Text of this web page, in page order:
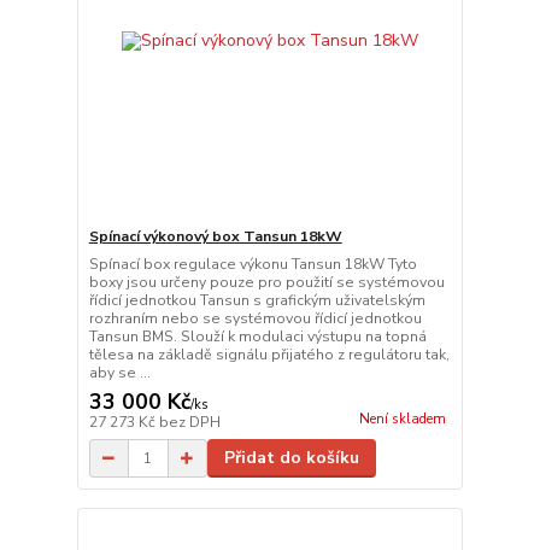
Spínací výkonový box Tansun 18kW
Spínací box regulace výkonu Tansun 18kW Tyto
boxy jsou určeny pouze pro použití se systémovou
řídicí jednotkou Tansun s grafickým uživatelským
rozhraním nebo se systémovou řídicí jednotkou
Tansun BMS. Slouží k modulaci výstupu na topná
tělesa na základě signálu přijatého z regulátoru tak,
aby se ...
33 000 Kč/ks
27 273 Kč bez DPH Není skladem
Přidat do košíku